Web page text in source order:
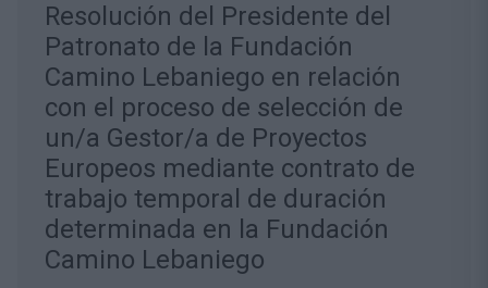
Resolución del Presidente del
Patronato de la Fundación
Camino Lebaniego en relación
con el proceso de selección de
un/a Gestor/a de Proyectos
Europeos mediante contrato de
trabajo temporal de duración
determinada en la Fundación
Camino Lebaniego